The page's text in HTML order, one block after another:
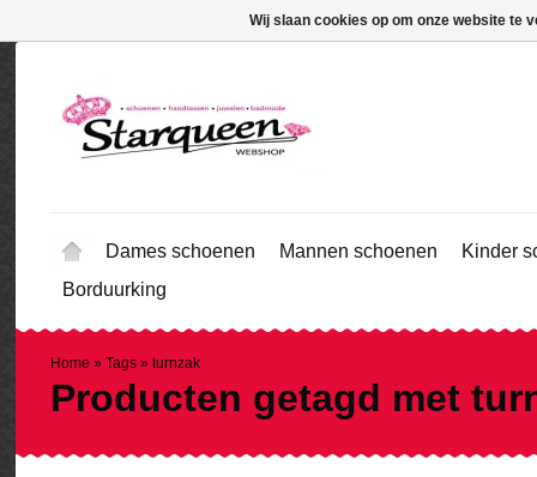
Dames schoenen Mannen schoenen
Kinder
Borduurking
Home » Tags » turnzak
Producten getagd met
Wij slaan cookies op om onze website te